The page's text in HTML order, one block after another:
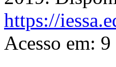
https://
Acesso em: